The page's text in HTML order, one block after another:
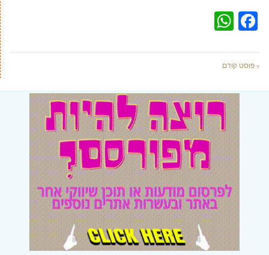
Facebook
« פוסט קודם